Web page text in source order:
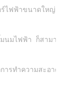
ร์ไฟฟ้าขนาดใหญ่ พ
มนมไฟฟ้า ก็สามาร
ารทำความสะอาดที่ง่